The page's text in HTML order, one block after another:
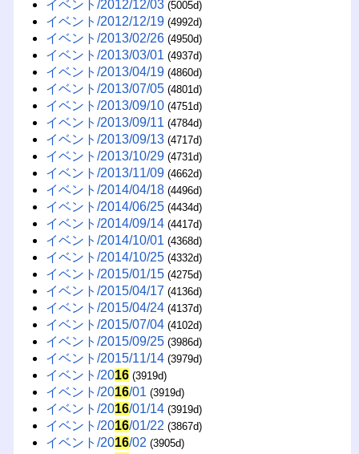
イベント/2012/12/03 (5005d)
イベント/2012/12/19 (4992d)
イベント/2013/02/26 (4950d)
イベント/2013/03/01 (4937d)
イベント/2013/04/19 (4860d)
イベント/2013/07/05 (4801d)
イベント/2013/09/10 (4751d)
イベント/2013/09/11 (4784d)
イベント/2013/09/13 (4717d)
イベント/2013/10/29 (4731d)
イベント/2013/11/09 (4662d)
イベント/2014/04/18 (4496d)
イベント/2014/06/25 (4434d)
イベント/2014/09/14 (4417d)
イベント/2014/10/01 (4368d)
イベント/2014/10/25 (4332d)
イベント/2015/01/15 (4275d)
イベント/2015/04/17 (4136d)
イベント/2015/04/24 (4137d)
イベント/2015/07/04 (4102d)
イベント/2015/09/25 (3986d)
イベント/2015/11/14 (3979d)
イベント/2016 (3919d)
イベント/2016/01 (3919d)
イベント/2016/01/14 (3919d)
イベント/2016/01/22 (3867d)
イベント/2016/02 (3905d)